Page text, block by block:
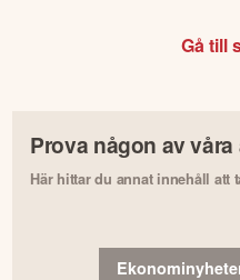
Gå till
Prova någon av
Här hittar du annat innehåll att